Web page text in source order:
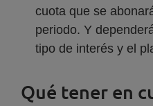
cuota que se
periodo. Y
tipo de interés y el
Qué tener en